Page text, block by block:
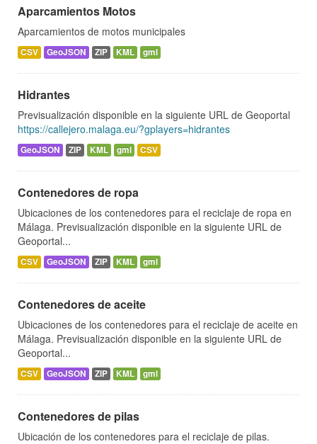
Aparcamientos Motos
Aparcamientos de motos municipales
CSV GeoJSON ZIP KML gml
Hidrantes
Previsualización disponible en la siguiente URL de Geoportal
https://callejero.malaga.eu/?gplayers=hidrantes
GeoJSON ZIP KML gml CSV
Contenedores de ropa
Ubicaciones de los contenedores para el reciclaje de ropa en
Málaga. Previsualización disponible en la siguiente URL de
Geoportal...
CSV GeoJSON ZIP KML gml
Contenedores de aceite
Ubicaciones de los contenedores para el reciclaje de aceite en
Málaga. Previsualización disponible en la siguiente URL de
Geoportal...
CSV GeoJSON ZIP KML gml
Contenedores de pilas
Ubicación de los contenedores para el reciclaje de pilas.